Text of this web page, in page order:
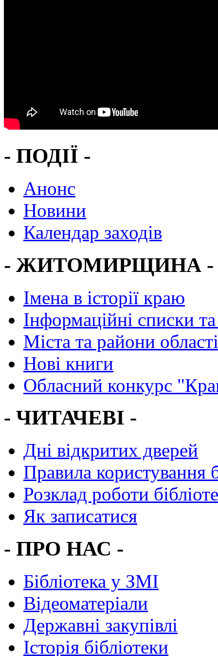
- ПОДІЇ -
Анонс
Новини
Календар заходів
- ЖИТОМИРЩИНА -
Імена в історії краю
Інформаційні списки
Міста та райони області
Нові книги
Обласний конкурс
- ЧИТАЧЕВІ -
Дні відкритих дверей
Правила користування
Розклад роботи
Як записатися
- ПРО НАС -
Бібліотека у ЗМІ
Відеоматеріали
Державні закупівлі
Історія бібліотеки